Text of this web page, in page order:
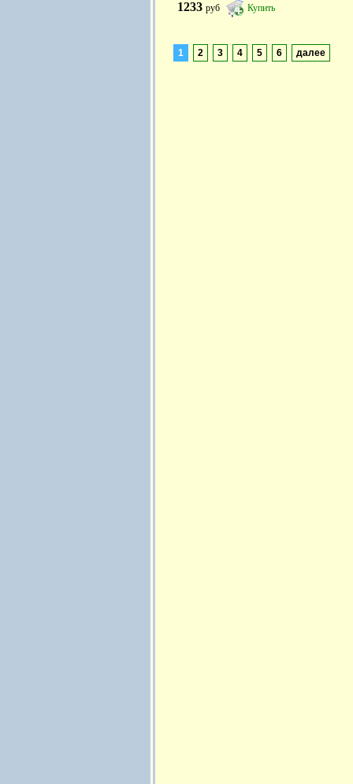
1233 руб Купить
1 2 3 4 5 6 далее